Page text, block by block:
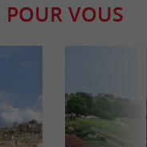
POUR VOUS